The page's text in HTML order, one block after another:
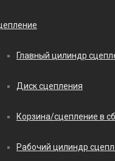
Главный цилиндр
Диск сцепления
Корзина/сцепление в
Рабочий цилиндр